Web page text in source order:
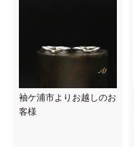
袖ケ浦市よりお越しのお
客様